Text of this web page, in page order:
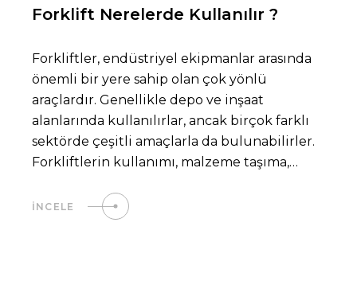
Forklift Nerelerde Kullanılır ?
Forkliftler, endüstriyel ekipmanlar arasında
önemli bir yere sahip olan çok yönlü
araçlardır. Genellikle depo ve inşaat
alanlarında kullanılırlar, ancak birçok farklı
sektörde çeşitli amaçlarla da bulunabilirler.
Forkliftlerin kullanımı, malzeme taşıma,
İNCELE